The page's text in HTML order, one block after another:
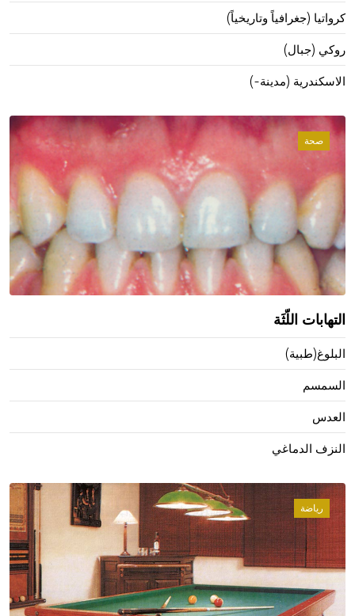
كرواتيا (جغرافياً وتاريخياً)
روكي (جبال)
الاسكندرية (مدينة-)
صحة
التهابات اللّثَة
البلوغ(طبية)
السمسم
العدس
النزف الدماغي
رياضة